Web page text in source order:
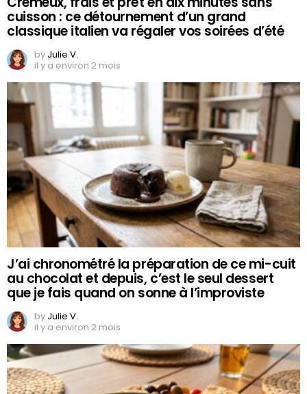
cuisson : ce détournement d’un grand
classique italien va régaler vos soirées d’été
by Julie V.
il y a environ 2 mois
J’ai chronométré la préparation de ce mi-cuit
au chocolat et depuis, c’est le seul dessert
que je fais quand on sonne à l’improviste
by Julie V.
il y a environ 2 mois